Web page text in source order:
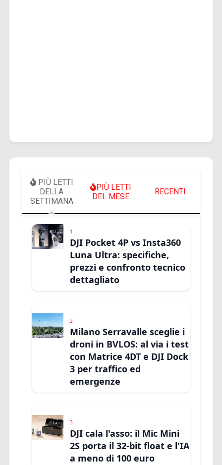
PIÙ LETTI
DELLA
SETTIMANA
PIÙ LETTI
DEL MESE
RECENTI
1
DJI Pocket 4P vs Insta360
Luna Ultra: specifiche,
prezzi e confronto tecnico
dettagliato
2
Milano Serravalle sceglie i
droni in BVLOS: al via i test
con Matrice 4DT e DJI Dock
3 per traffico ed
emergenze
3
DJI cala l'asso: il Mic Mini
2S porta il 32-bit float e l'IA
a meno di 100 euro